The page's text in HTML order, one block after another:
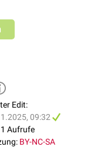
Edit:
09:32
Aufrufe
BY-NC-SA